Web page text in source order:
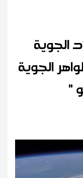
الجوية
الجوية
"